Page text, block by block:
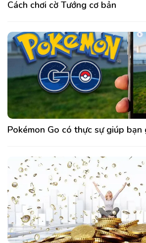
Cách chơi cờ Tướng cơ bản
Pokémon Go có thực sự giúp bạn